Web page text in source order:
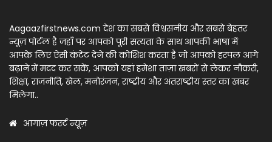
Aagaazfirstnews.com देश का सबसे विश्वसनीय और सबसे बेहतर
न्यूज़ पोर्टल है जहाँ पर आपको पूरी सत्यता के साथ आपकी भाषा में
आपके लिए ऐसी कंटेंट देने की कोशिश करता है जो आपको हरपल आगे
बढ़ाने में मदद कर सकें, आपको यहां हमेशा ताज़ा खबरों से लेकर नौकरी,
शिक्षा, राजनीति, खेल, मनोरंजन, राष्ट्रीय और अंतराष्ट्रीय स्तर का खबर
मिलेगा..
आगाज़ फर्स्ट न्यूज़